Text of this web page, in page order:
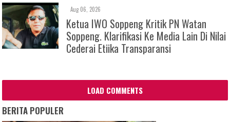
Aug 06, 2026
Ketua IWO Soppeng Kritik PN Watan
Soppeng. Klarifikasi Ke Media Lain Di Nilai
Cederai Etiika Transparansi
LOAD COMMENTS
BERITA POPULER